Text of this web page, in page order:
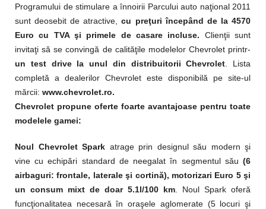
Programului de stimulare a înnoirii Parcului auto naţional 2011
sunt deosebit de atractive,
cu preţuri începând de la 4570
Euro cu TVA şi primele de casare incluse. Clienţii sunt
invitaţi să se convingă de calităţile modelelor Chevrolet printr-
un test drive la unul din distribuitorii Chevrolet . Lista
completă a dealerilor Chevrolet este disponibilă pe site-ul
mărcii: www.chevrolet.ro.
Chevrolet propune oferte foarte avantajoase pentru toate
modelele gamei:
Noul Chevrolet Spark atrage prin designul său modern şi
vine cu echipări standard de neegalat în segmentul său (6
airbaguri: frontale, laterale şi cortină), motorizari Euro 5 şi
un consum mixt de doar 5.1l/100 km . Noul Spark oferă
funcţionalitatea necesară în oraşele aglomerate (5 locuri şi